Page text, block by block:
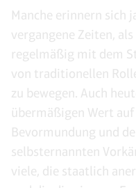
Manche erinnern sich
vergangene Zeiten,
regelmäßig mit dem
von traditionellen
zu bewegen. Auch
übermäßigen Wert
Bevormundung und
selbsternannten
viele, die staatlich